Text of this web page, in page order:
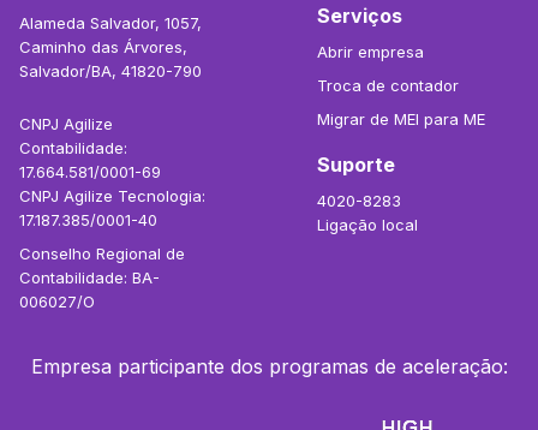
Alameda Salvador, 1057,
Caminho das Árvores,
Salvador/BA, 41820-790
CNPJ Agilize
Contabilidade:
17.664.581/0001-69
CNPJ Agilize Tecnologia:
17.187.385/0001-40
Conselho Regional de
Contabilidade: BA-
006027/O
Serviços
Abrir empresa
Troca de contador
Migrar de MEI para ME
Suporte
4020-8283
Ligação local
Empresa participante dos programas de aceleração: